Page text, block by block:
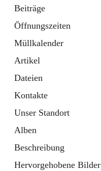
Beiträge
Öffnungszeiten
Müllkalender
Artikel
Dateien
Kontakte
Unser Standort
Alben
Beschreibung
Hervorgehobene Bilder
Bürgerservice
10 Schnellzugriffe